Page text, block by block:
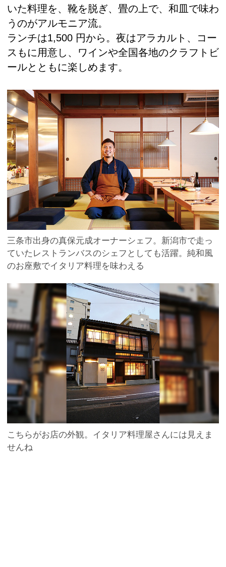
いた料理を、靴を脱ぎ、畳の上で、和皿で味わ
うのがアルモニア流。
ランチは1,500 円から。夜はアラカルト、コー
スもに用意し、ワインや全国各地のクラフトビ
ールとともに楽しめます。
三条市出身の真保元成オーナーシェフ。新潟市で走っ
ていたレストランバスのシェフとしても活躍。純和風
のお座敷でイタリア料理を味わえる
こちらがお店の外観。イタリア料理屋さんには見えま
せんね